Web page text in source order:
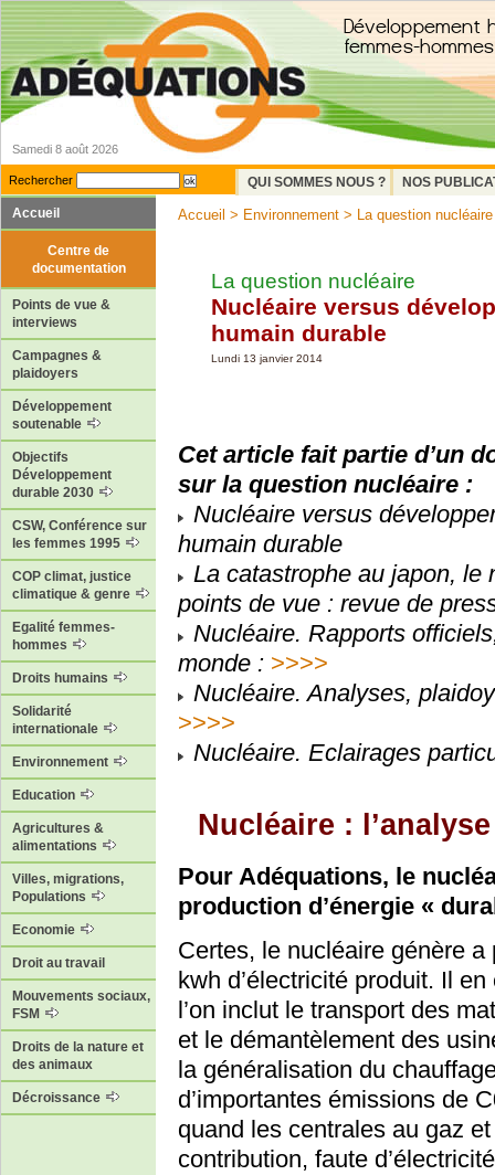
Samedi 8 août 2026
Rechercher QUI SOMMES NOUS ?
NOS
Accueil
Centre de
documentation
Points de vue &
interviews
Campagnes &
plaidoyers
Développement
soutenable
Objectifs
Développement
durable 2030
CSW, Conférence sur
les femmes 1995
COP climat, justice
climatique & genre
Egalité femmes-
hommes
Droits humains
Solidarité
internationale
Environnement
Education
Agricultures &
alimentations
Villes, migrations,
Populations
Economie
Droit au travail
Mouvements sociaux,
FSM
Droits de la nature et
des animaux
Décroissance
Accueil > Environnement > La question nucléaire
La question nucléaire
Nucléaire versus
humain durable
Lundi 13 janvier 2014
Cet article fait partie d’un
sur la question nucléaire :
Nucléaire versus
humain durable
La catastrophe au japon, le
points de vue : revue de
Nucléaire. Rapports
monde : >>>>
Nucléaire. Analyses,
>>>>
Nucléaire. Eclairages
Nucléaire :
Pour Adéquations, le
production d’énergie «
Certes, le nucléaire génère
kwh d’électricité produit. Il
l’on inclut le transport des
et le démantèlement des
la généralisation du
d’importantes émissions de
quand les centrales au gaz
contribution, faute